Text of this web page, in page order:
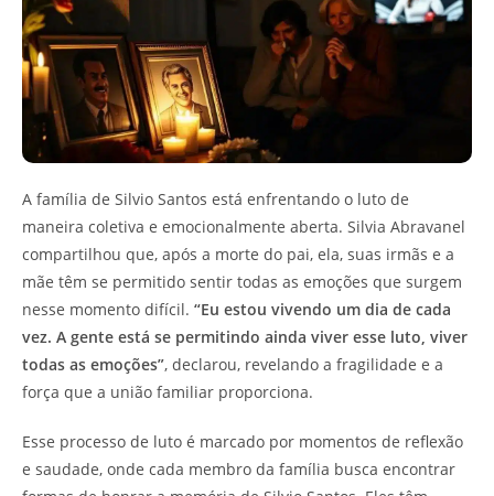
A família de Silvio Santos está enfrentando o luto de
maneira coletiva e emocionalmente aberta. Silvia Abravanel
compartilhou que, após a morte do pai, ela, suas irmãs e a
mãe têm se permitido sentir todas as emoções que surgem
nesse momento difícil. “Eu estou vivendo um dia de cada
vez. A gente está se permitindo ainda viver esse luto, viver
todas as emoções”, declarou, revelando a fragilidade e a
força que a união familiar proporciona.
Esse processo de luto é marcado por momentos de reflexão
e saudade, onde cada membro da família busca encontrar